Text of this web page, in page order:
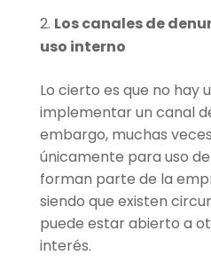
Los canales de
uso interno
Lo cierto es que no hay
implementar un canal
embargo, muchas
únicamente para uso
forman parte de la
siendo que existen
puede estar abierto a
interés.